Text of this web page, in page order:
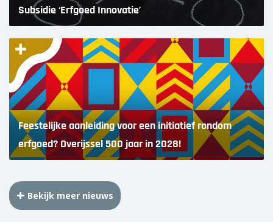
Subsidie ‘Erfgoed Innovatie’
Feestelijke aanleiding voor een initiatief rondom
erfgoed? Overijssel 500 jaar in 2028!
Bekijk meer nieuws